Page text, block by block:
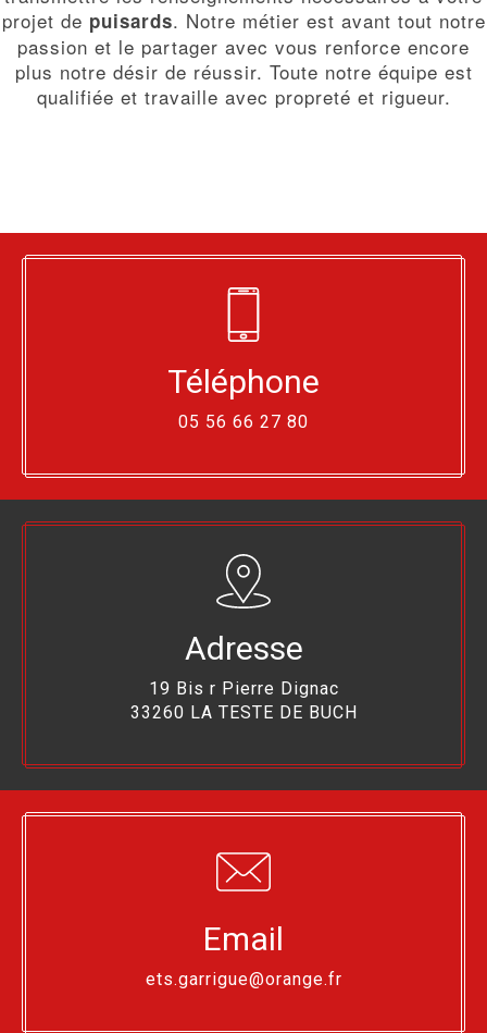
projet de puisards. Notre métier est avant tout notre
passion et le partager avec vous renforce encore
plus notre désir de réussir. Toute notre équipe est
qualifiée et travaille avec propreté et rigueur.
Téléphone
05 56 66 27 80
Adresse
19 Bis r Pierre Dignac
33260 LA TESTE DE BUCH
Email
ets.garrigue@orange.fr